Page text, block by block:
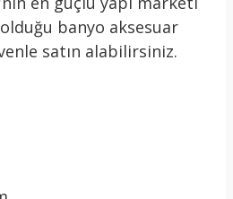
banyo aksesuar
satın alabilirsiniz.